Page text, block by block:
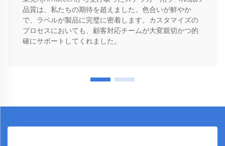
品質は、私たちの期待を超えました。色合いが鮮やか
で、ラベルが製品に完璧に密着します。カスタマイズの
プロセスにおいても、顧客対応チームが大変親切かつ的
確にサポートしてくれました。